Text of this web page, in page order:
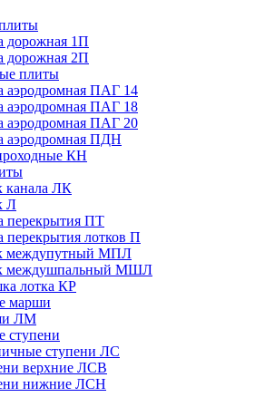
дорожная 1П
дорожная 2П
плиты
аэродромная ПАГ 14
аэродромная ПАГ 18
аэродромная ПАГ 20
аэродромная ПДН
КН
канала ЛК
Л
перекрытия ПТ
перекрытия лотков П
междупутный МПЛ
междушпальный МШЛ
лотка КР
марши
ЛМ
ступени
ступени ЛС
верхние ЛСВ
нижние ЛСН